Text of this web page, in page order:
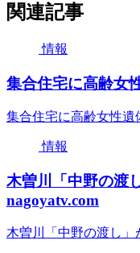
関連記事
情報
集合住宅に高齢女
集合住宅に高齢女性
情報
木曽川「中野の渡
nagoyatv.com
木曽川「中野の渡し